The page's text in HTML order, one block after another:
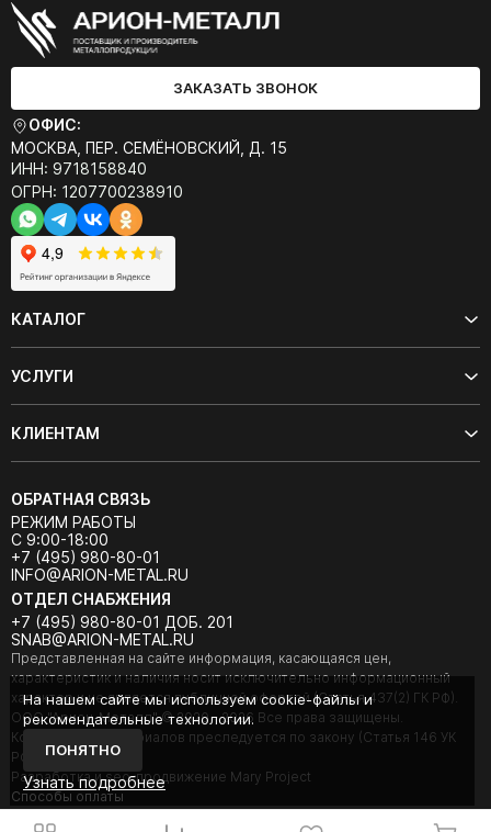
ЗАКАЗАТЬ ЗВОНОК
ОФИС:
МОСКВА, ПЕР. СЕМЁНОВСКИЙ, Д. 15
ИНН: 9718158840
ОГРН: 1207700238910
КАТАЛОГ
УСЛУГИ
КЛИЕНТАМ
ОБРАТНАЯ СВЯЗЬ
РЕЖИМ РАБОТЫ
С 9:00-18:00
+7 (495) 980-80-01
INFO@ARION-METAL.RU
ОТДЕЛ СНАБЖЕНИЯ
+7 (495) 980-80-01 ДОБ. 201
SNAB@ARION-METAL.RU
Представленная на сайте информация, касающаяся цен,
характеристик и наличия носит исключительно информационный
характер и не является публичной офертой (Статья 437(2) ГК РФ).
ООО "Арион-Металл" © 2020 - 2026 Все права защищены.
Копирование материалов преследуется по закону (Статья 146 УК
РФ).
Разработка и seo-продвижение Mary Project
Cпособы оплаты
На нашем сайте мы используем cookie-файлы и
рекомендательные технологии.
ПОНЯТНО
Узнать подробнее